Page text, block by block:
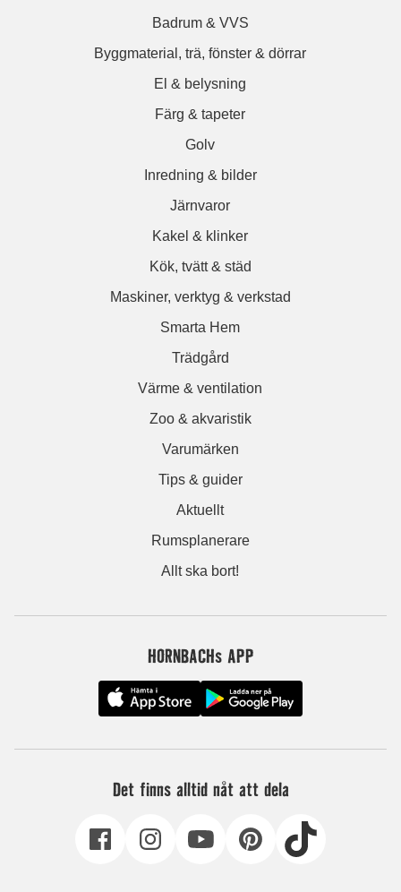
Badrum & VVS
Byggmaterial, trä, fönster & dörrar
El & belysning
Färg & tapeter
Golv
Inredning & bilder
Järnvaror
Kakel & klinker
Kök, tvätt & städ
Maskiner, verktyg & verkstad
Smarta Hem
Trädgård
Värme & ventilation
Zoo & akvaristik
Varumärken
Tips & guider
Aktuellt
Rumsplanerare
Allt ska bort!
HORNBACHs APP
Det finns alltid nåt att dela